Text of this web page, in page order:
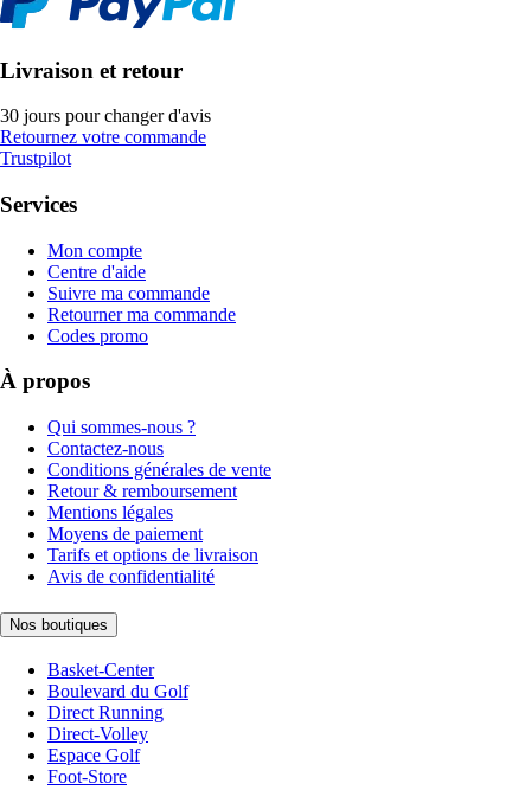
Livraison et retour
30 jours pour changer d'avis
Retournez votre commande
Trustpilot
Services
Mon compte
Centre d'aide
Suivre ma commande
Retourner ma commande
Codes promo
À propos
Qui sommes-nous ?
Contactez-nous
Conditions générales de vente
Retour & remboursement
Mentions légales
Moyens de paiement
Tarifs et options de livraison
Avis de confidentialité
Nos boutiques
Basket-Center
Boulevard du Golf
Direct Running
Direct-Volley
Espace Golf
Foot-Store